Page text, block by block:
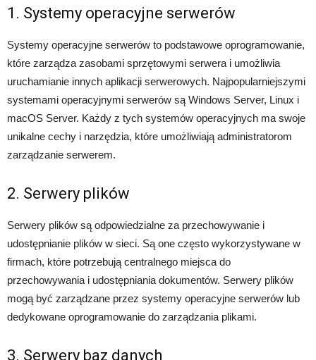
1. Systemy operacyjne serwerów
Systemy operacyjne serwerów to podstawowe oprogramowanie,
które zarządza zasobami sprzętowymi serwera i umożliwia
uruchamianie innych aplikacji serwerowych. Najpopularniejszymi
systemami operacyjnymi serwerów są Windows Server, Linux i
macOS Server. Każdy z tych systemów operacyjnych ma swoje
unikalne cechy i narzędzia, które umożliwiają administratorom
zarządzanie serwerem.
2. Serwery plików
Serwery plików są odpowiedzialne za przechowywanie i
udostępnianie plików w sieci. Są one często wykorzystywane w
firmach, które potrzebują centralnego miejsca do
przechowywania i udostępniania dokumentów. Serwery plików
mogą być zarządzane przez systemy operacyjne serwerów lub
dedykowane oprogramowanie do zarządzania plikami.
3. Serwery baz danych